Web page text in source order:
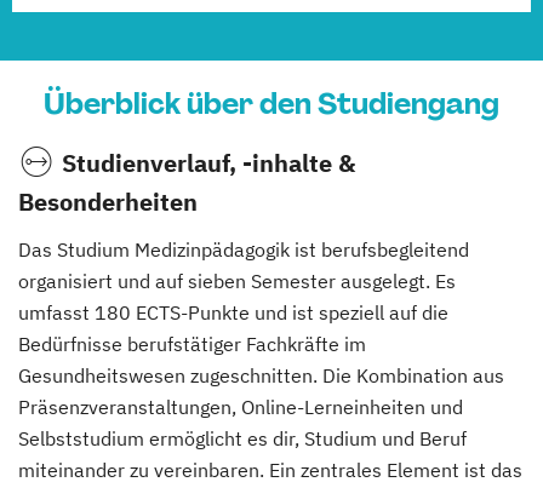
Überblick über den Studiengang
Studienverlauf, -inhalte &
Besonderheiten
Das Studium Medizinpädagogik ist berufsbegleitend
organisiert und auf sieben Semester ausgelegt. Es
umfasst 180 ECTS-Punkte und ist speziell auf die
Bedürfnisse berufstätiger Fachkräfte im
Gesundheitswesen zugeschnitten. Die Kombination aus
Präsenzveranstaltungen, Online-Lerneinheiten und
Selbststudium ermöglicht es dir, Studium und Beruf
miteinander zu vereinbaren. Ein zentrales Element ist das